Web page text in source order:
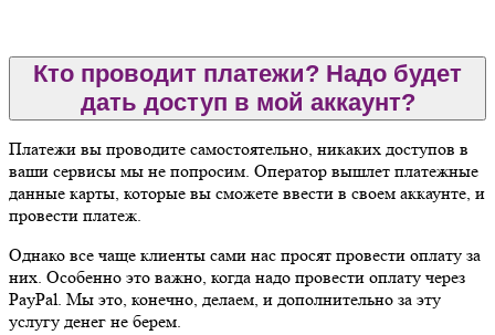
Кто проводит платежи? Надо будет
дать доступ в мой аккаунт?
Платежи вы проводите самостоятельно, никаких доступов в
ваши сервисы мы не попросим. Оператор вышлет платежные
данные карты, которые вы сможете ввести в своем аккаунте, и
провести платеж.
Однако все чаще клиенты сами нас просят провести оплату за
них. Особенно это важно, когда надо провести оплату через
PayPal. Мы это, конечно, делаем, и дополнительно за эту
услугу денег не берем.